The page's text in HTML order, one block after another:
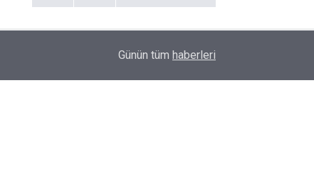
Geri Sayım!
Günün tüm haberleri